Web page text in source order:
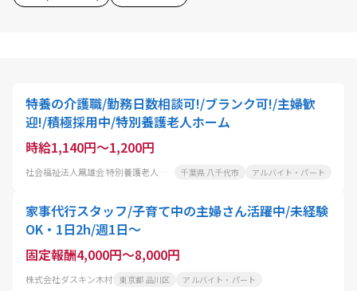
特養の介護職/勤務日数相談可!/ブランク可!/主婦歓
迎!/積極採用中/特別養護老人ホーム
時給1,140円～1,200円
社会福祉法人鳳雄会 特別養護老人ホームほうゆうの里 千葉県 八千代市 アルバイト・パート
家事代行スタッフ/子育て中の主婦さん活躍中/未経験
OK・1日2h/週1日〜
固定報酬4,000円～8,000円
株式会社ダスキン木村 東京都 品川区 アルバイト・パート